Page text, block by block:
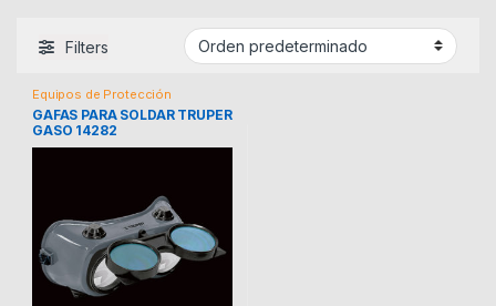
Filters
Equipos de Protección
GAFAS PARA SOLDAR TRUPER
GASO 14282